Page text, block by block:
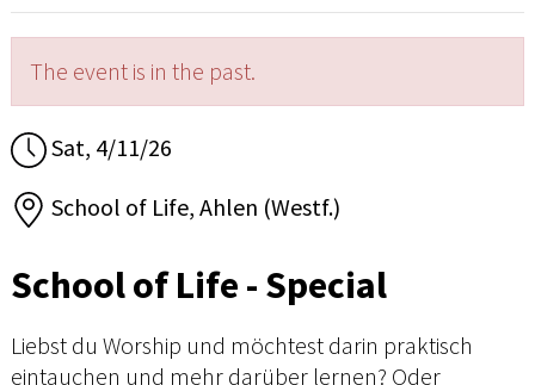
The event is in the past.
Sat, 4/11/26
School of Life, Ahlen (Westf.)
School of Life - Special
Liebst du Worship und möchtest darin praktisch
eintauchen und mehr darüber lernen? Oder